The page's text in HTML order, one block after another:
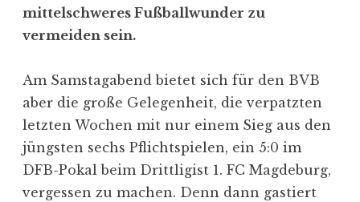
mittelschweres Fußballwunder zu
vermeiden sein.
Am Samstagabend bietet sich für den BVB
aber die große Gelegenheit, die verpatzten
letzten Wochen mit nur einem Sieg aus den
jüngsten sechs Pflichtspielen, ein 5:0 im
DFB-Pokal beim Drittligist 1. FC Magdeburg,
vergessen zu machen. Denn dann gastiert